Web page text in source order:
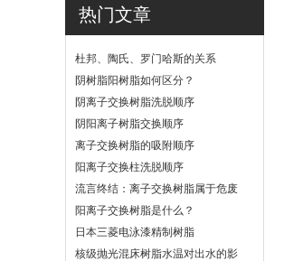
热门文章
杜邦、陶氏、罗门哈斯的关系
阴树脂阳树脂如何区分？
阴离子交换树脂洗脱顺序
阴阳离子树脂交换顺序
离子交换树脂的吸附顺序
阳离子交换柱洗脱顺序
流言终结：离子交换树脂属于危废
吗
阳离子交换树脂是什么？
日本三菱电泳漆精制树脂
核级抛光混床树脂水温对出水的影